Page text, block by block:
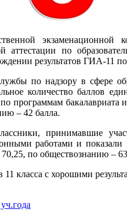
экзаменационной
аттестации по
результатов ГИА-11
по надзору в сфере
количество баллов
программам бакалавриата
– 42 балла.
принимавшие
работами и
70,25, по обществознанию –
класса с хорошими